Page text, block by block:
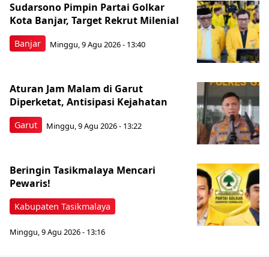
Banjar
Sudarsono Pimpin Partai Golkar
Kota Banjar, Target Rekrut Milenial
Minggu, 9 Agu 2026 - 13:40
Garut
Aturan Jam Malam di Garut
Diperketat, Antisipasi Kejahatan
Minggu, 9 Agu 2026 - 13:22
Kabupaten Tasikmalaya
Beringin Tasikmalaya Mencari
Pewaris!
Minggu, 9 Agu 2026 - 13:16